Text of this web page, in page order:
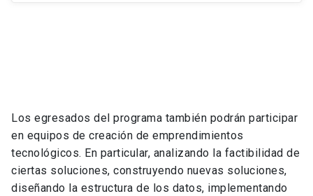
Los egresados del programa también podrán participar
en equipos de creación de emprendimientos
tecnológicos. En particular, analizando la factibilidad de
ciertas soluciones, construyendo nuevas soluciones,
diseñando la estructura de los datos, implementando